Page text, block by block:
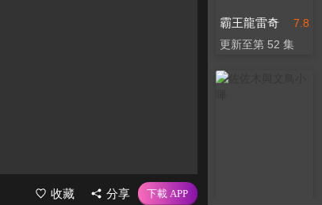
收藏 分享
7.8
霸王龍雷奇
更新至第 52 集